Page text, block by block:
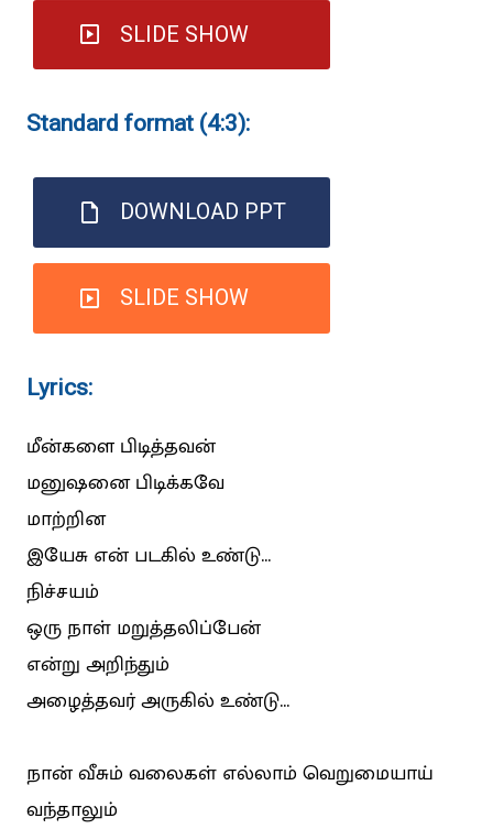
SLIDE SHOW
Standard format (4:3):
DOWNLOAD PPT
SLIDE SHOW
Lyrics:
மீன்களை பிடித்தவன்
மனுஷனை பிடிக்கவே
மாற்றின
இயேசு என் படகில் உண்டு...
நிச்சயம்
ஒரு நாள் மறுத்தலிப்பேன்
என்று அறிந்தும்
அழைத்தவர் அருகில் உண்டு...
நான் வீசும் வலைகள் எல்லாம் வெறுமையாய்
வந்தாலும்